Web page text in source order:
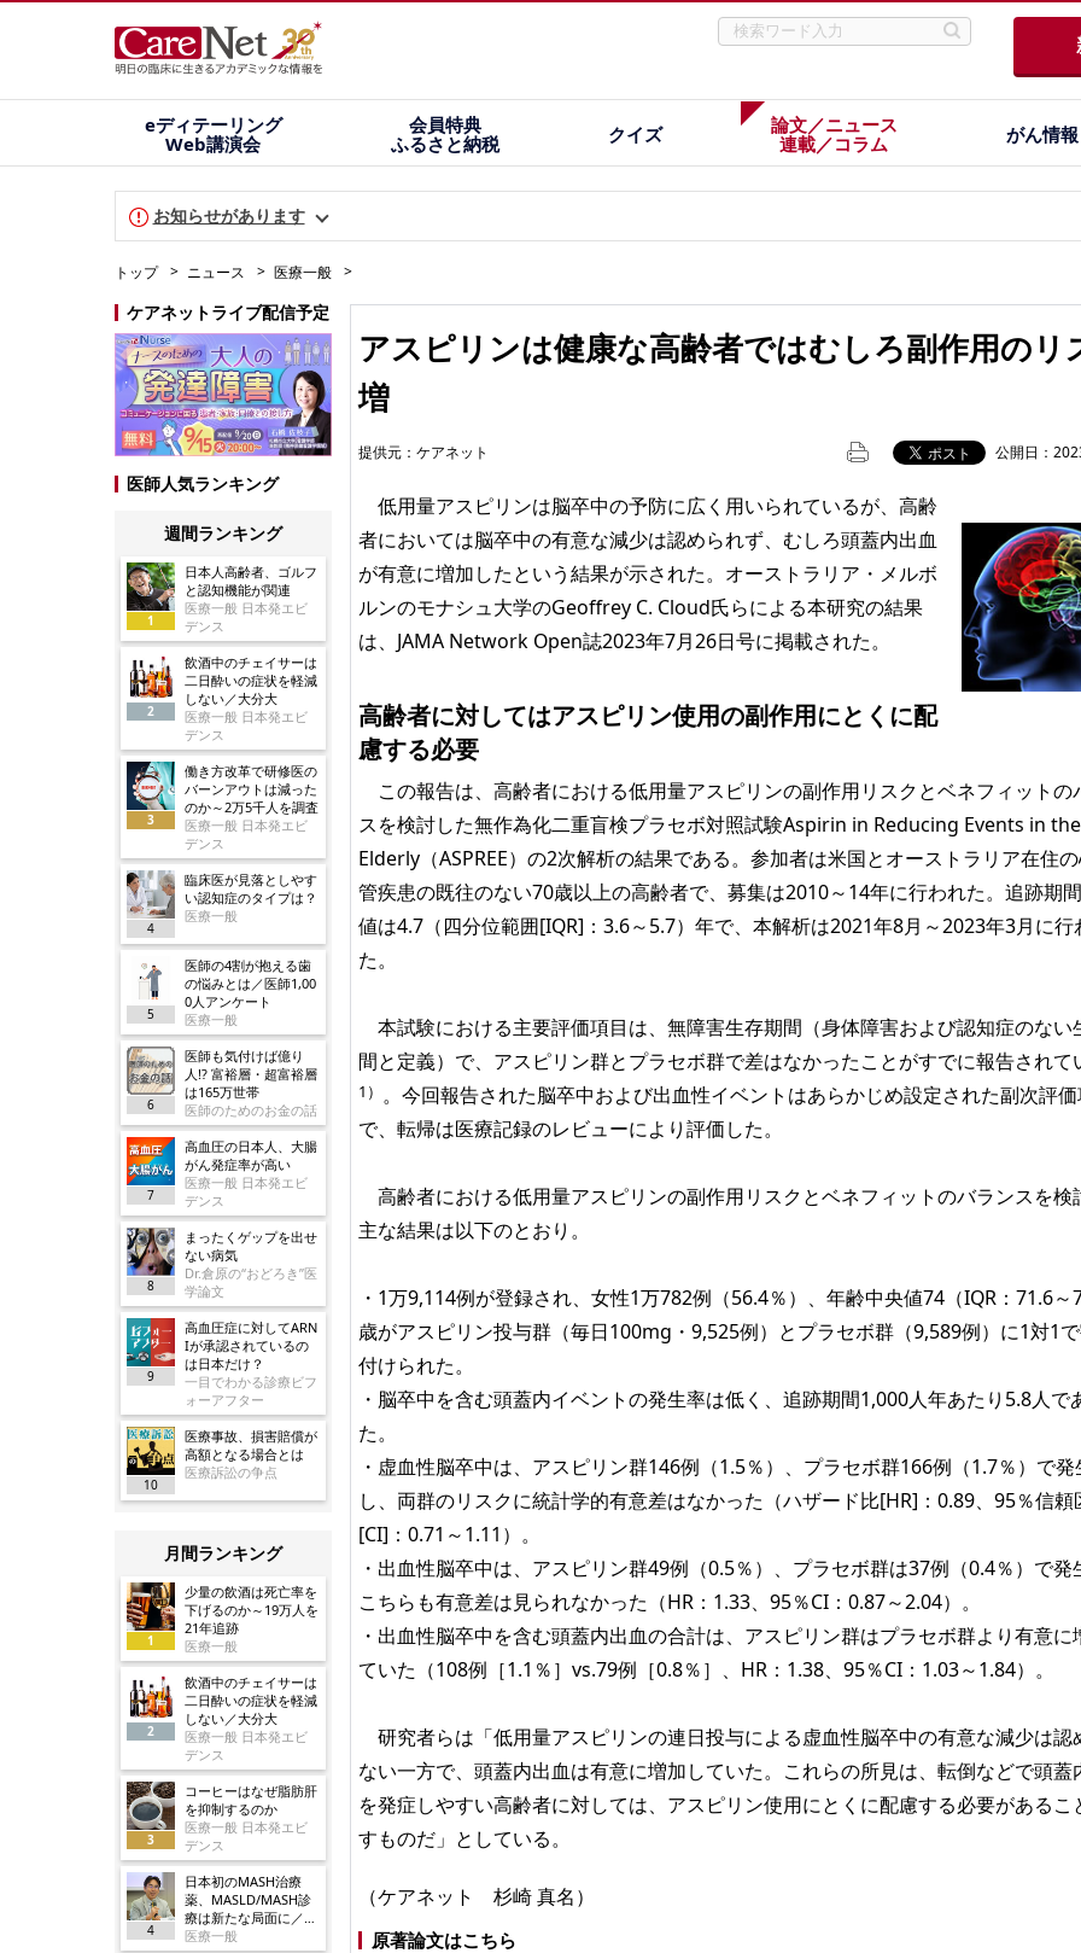
eディテーリング
Web講演会
会員特典
ふるさと納税
クイズ
論文／ニュース
連載／コラム
がん情報
お知らせがあります
トップ ニュース 医療一般
ケアネットライブ配信予定
医師人気ランキング
週間ランキング
1
日本人高齢者、ゴルフ
と認知機能が関連
医療一般 日本発エビ
デンス
2
飲酒中のチェイサーは
二日酔いの症状を軽減
しない／大分大
医療一般 日本発エビ
デンス
3
働き方改革で研修医の
バーンアウトは減った
のか～2万5千人を調査
医療一般 日本発エビ
デンス
4
臨床医が見落としやす
い認知症のタイプは？
医療一般
5
医師の4割が抱える歯
の悩みとは／医師1,00
0人アンケート
医療一般
6
医師も気付けば億り
人!? 富裕層・超富裕層
は165万世帯
医師のためのお金の話
7
高血圧の日本人、大腸
がん発症率が高い
医療一般 日本発エビ
デンス
8
まったくゲップを出せ
ない病気
Dr.倉原の“おどろき”医
学論文
9
高血圧症に対してARN
Iが承認されているの
は日本だけ？
一目でわかる診療ビフ
ォーアフター
10
医療事故、損害賠償が
高額となる場合とは
医療訴訟の争点
月間ランキング
1
少量の飲酒は死亡率を
下げるのか～19万人を
21年追跡
医療一般
2
飲酒中のチェイサーは
二日酔いの症状を軽減
しない／大分大
医療一般 日本発エビ
デンス
3
コーヒーはなぜ脂肪肝
を抑制するのか
医療一般 日本発エビ
デンス
4
日本初のMASH治療
薬、MASLD/MASH診
療は新たな局面に／ノ
ボ
医療一般
アスピリンは健康な高齢者ではむしろ副作用のリ
増
提供元： ケアネット 公開日：
低用量アスピリンは脳卒中の予防に広く用いられているが、高齢
者においては脳卒中の有意な減少は認められず、むしろ頭蓋内出血
が有意に増加したという結果が示された。オーストラリア・メルボ
ルンのモナシュ大学のGeoffrey C. Cloud氏らによる本研究の結果
は、JAMA Network Open誌2023年7月26日号に掲載された。
高齢者に対してはアスピリン使用の副作用にとくに配
慮する必要
この報告は、高齢者における低用量アスピリンの副作用リスクとベネフィットの
スを検討した無作為化二重盲検プラセボ対照試験Aspirin in Reducing Events in the
Elderly（ASPREE）の2次解析の結果である。参加者は米国とオーストラリア在住の
管疾患の既往のない70歳以上の高齢者で、募集は2010～14年に行われた。追跡期
値は4.7（四分位範囲[IQR]：3.6～5.7）年で、本解析は2021年8月～2023年3月に行
た。
本試験における主要評価項目は、無障害生存期間（身体障害および認知症のない
間と定義）で、アスピリン群とプラセボ群で差はなかったことがすでに報告されて
1） 。今回報告された脳卒中および出血性イベントはあらかじめ設定された副次評価
で、転帰は医療記録のレビューにより評価した。
高齢者における低用量アスピリンの副作用リスクとベネフィットのバランスを検
主な結果は以下のとおり。
・1万9,114例が登録され、女性1万782例（56.4％）、年齢中央値74（IQR：71.6～
歳がアスピリン投与群（毎日100mg・9,525例）とプラセボ群（9,589例）に1対1で
付けられた。
・脳卒中を含む頭蓋内イベントの発生率は低く、追跡期間1,000人年あたり5.8人で
た。
・虚血性脳卒中は、アスピリン群146例（1.5％）、プラセボ群166例（1.7％）で発
し、両群のリスクに統計学的有意差はなかった（ハザード比[HR]：0.89、95％信頼
[CI]：0.71～1.11）。
・出血性脳卒中は、アスピリン群49例（0.5％）、プラセボ群は37例（0.4％）で発
こちらも有意差は見られなかった（HR：1.33、95％CI：0.87～2.04）。
・出血性脳卒中を含む頭蓋内出血の合計は、アスピリン群はプラセボ群より有意に
ていた（108例［1.1％］vs.79例［0.8％］、HR：1.38、95％CI：1.03～1.84）。
研究者らは「低用量アスピリンの連日投与による虚血性脳卒中の有意な減少は認
ない一方で、頭蓋内出血は有意に増加していた。これらの所見は、転倒などで頭蓋
を発症しやすい高齢者に対しては、アスピリン使用にとくに配慮する必要があるこ
すものだ」としている。
（ケアネット 杉崎 真名）
原著論文はこちら